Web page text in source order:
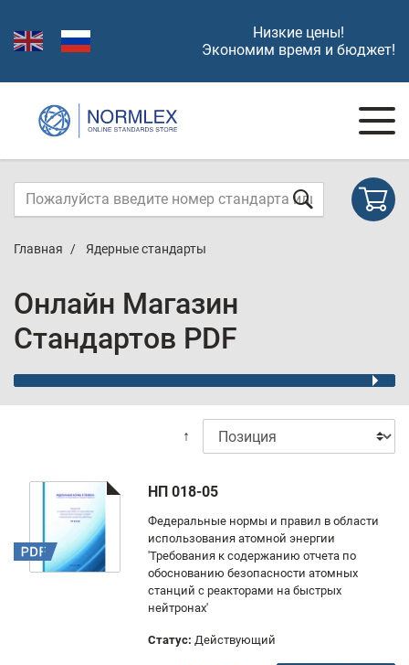
Низкие цены!
Экономим время и бюджет!
Главная Ядерные стандарты
Онлайн Магазин
Стандартов PDF
↑
НП 018-05
Федеральные нормы и правил в области
использования атомной энергии
'Требования к содержанию отчета по
обоснованию безопасности атомных
станций с реакторами на быстрых
нейтронах'
Статус: Действующий